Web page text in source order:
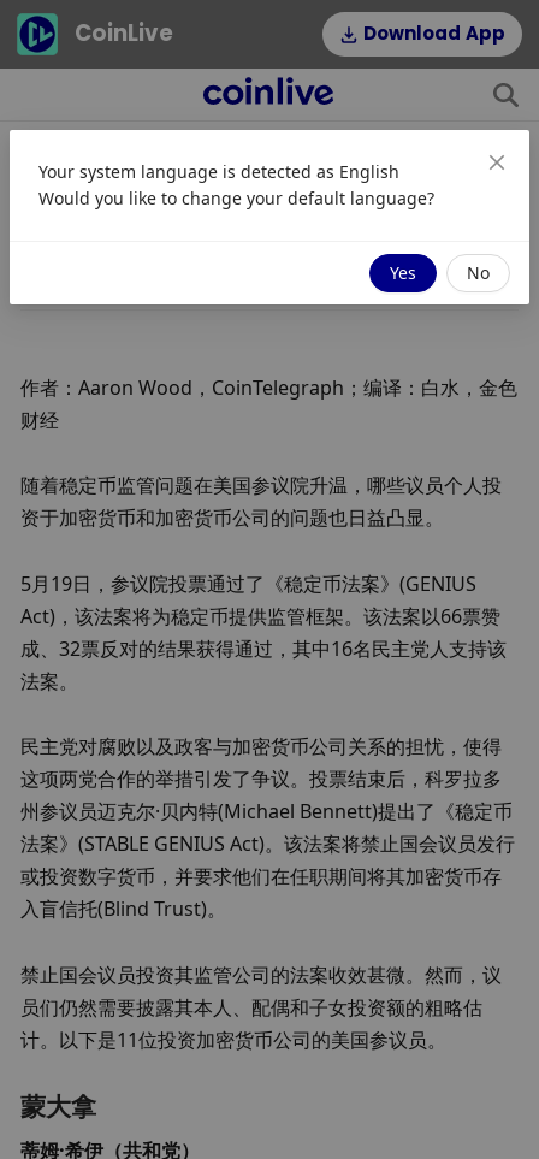
CoinLive Download App
盘点11位投资了加密货币的参议员
Mengikuti
作者：Aaron Wood，CoinTelegraph；编译：白水，金色
财经
随着稳定币监管问题在美国参议院升温，哪些议员个人投
资于加密货币和加密货币公司的问题也日益凸显。
5月19日，参议院投票通过了《稳定币法案》(GENIUS
Act)，该法案将为稳定币提供监管框架。该法案以66票赞
成、32票反对的结果获得通过，其中16名民主党人支持该
法案。
民主党对腐败以及政客与加密货币公司关系的担忧，使得
这项两党合作的举措引发了争议。投票结束后，科罗拉多
州参议员迈克尔·贝内特(Michael Bennett)提出了《稳定币
法案》(STABLE GENIUS Act)。该法案将禁止国会议员发行
或投资数字货币，并要求他们在任职期间将其加密货币存
入盲信托(Blind Trust)。
禁止国会议员投资其监管公司的法案收效甚微。然而，议
员们仍然需要披露其本人、配偶和子女投资额的粗略估
计。以下是11位投资加密货币公司的美国参议员。
蒙大拿
蒂姆·希伊（共和党）
Your system language is detected as English
Would you like to change your default language?
Yes No